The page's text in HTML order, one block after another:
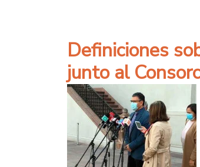
Definiciones
junto al